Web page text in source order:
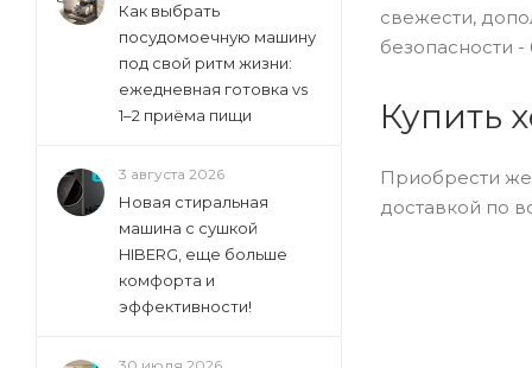
свежести,
безопасности
Купить
Приобрести
доставкой по
Hisense (31)
Hitachi (145)
Indel (5)
Io Mabe (74 )
Ip Industrie (
Jacky's (36)
Kaiser (
Kenwood (
15 )
Как выбрать
посудомоечную машину
под свой ритм жизни:
ежедневная готовка vs
1–2 приёма пищи
3 августа 2026
Новая стиральная
машина с сушкой
HIBERG, еще больше
комфорта и
эффективности!